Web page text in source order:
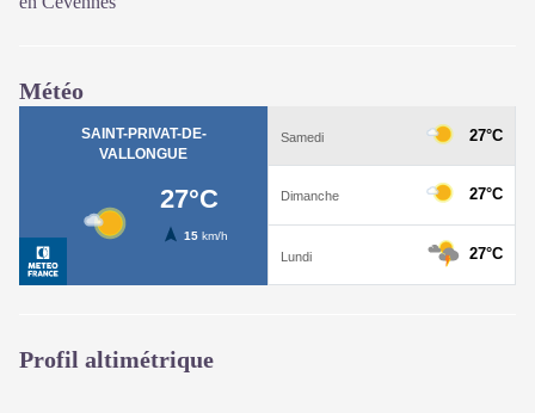
Météo
Profil altimétrique